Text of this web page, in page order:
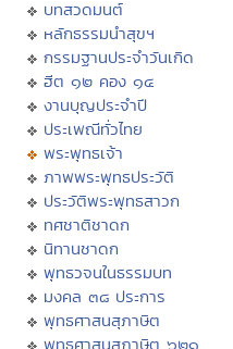
บทสวดมนต์
หลักธรรมนำสุขฯ
กรรมฐานประจำวันเกิด
ฮีต ๑๒ คอง ๑๔
งานบุญประจำปี
ประเพณีทั่วไทย
พระพุทธเจ้า
ภาพพระพุทธประวัติ
ประวัติพระพุทธสาวก
ทศชาติชาดก
นิทานชาดก
พุทธวจนในธรรมบท
มงคล ๓๘ ประการ
พุทธศาสนสุภาษิต
พุทธศาสนสุภาษิต ๖๒๑